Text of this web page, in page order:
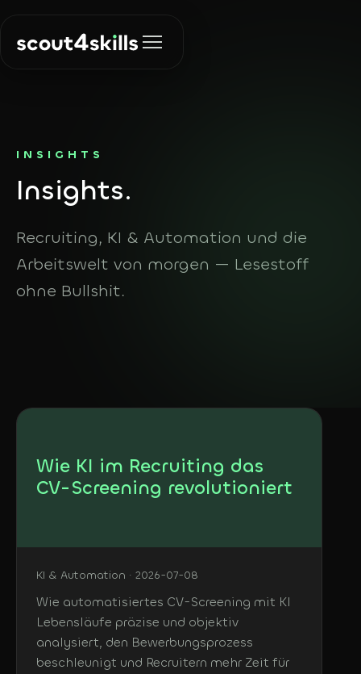
Recruiting
Die richtigen
KI & Automation
automatisieren
Über uns
Insights
English
INSIGHTS
Insights.
Recruiting, KI & Automation und die
Arbeitswelt von morgen — Lesestoff
ohne Bullshit.
Wie KI im Recruiting das
CV-Screening revolutioniert
KI & Automation · 2026-07-08
Wie automatisiertes CV-Screening mit KI
Lebensläufe präzise und objektiv
analysiert, den Bewerbungsprozess
beschleunigt und Recruitern mehr Zeit für